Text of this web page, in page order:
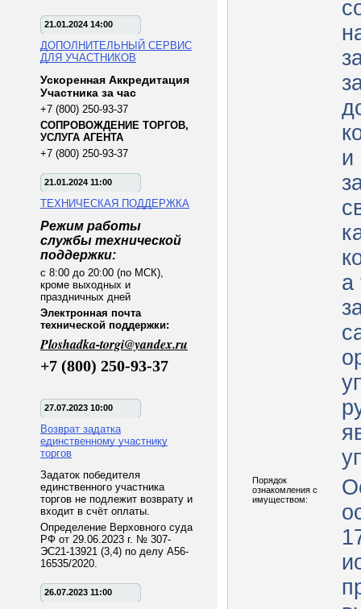
21.01.2024 14:00
ДОПОЛНИТЕЛЬНЫЙ СЕРВИС
ДЛЯ УЧАСТНИКОВ
Ускоренная Аккредитация
Участника за час
+7 (800) 250-93-37
СОПРОВОЖДЕНИЕ ТОРГОВ,
УСЛУГА АГЕНТА
+7 (800) 250-93-37
21.01.2024 11:00
ТЕХНИЧЕСКАЯ ПОДДЕРЖКА
Режим работы
службы технической
поддержки:
с 8:00 до 20:00 (по МСК),
кроме выходных и
праздничных дней
Электронная почта
технической поддержки:
Ploshadka-torgi@yandex.ru
+7 (800) 250-93-37
27.07.2023 10:00
Возврат задатка
единственному участнику
торгов
Задаток победителя
единственного участника
торгов не подлежит возврату и
входит в счёт оплаты.
Определение Верховного суда
РФ от 29.06.2023 г. № 307-
ЭС21-13921 (3,4) по делу А56-
16535/2020.
26.07.2023 11:00
и
а
Порядок
ознакомления с
имуществом: